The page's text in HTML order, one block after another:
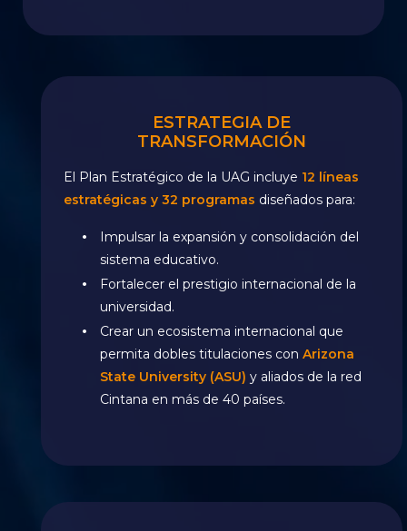
ESTRATEGIA DE
TRANSFORMACIÓN
El Plan Estratégico de la UAG incluye 12 líneas
estratégicas y 32 programas diseñados para:
Impulsar la expansión y consolidación del
sistema educativo.
Fortalecer el prestigio internacional de la
universidad.
Crear un ecosistema internacional que
permita dobles titulaciones con Arizona
State University (ASU) y aliados de la red
Cintana en más de 40 países.